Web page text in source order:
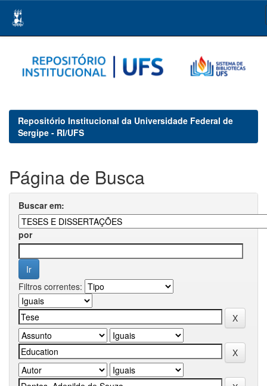
navigation
Repositório Institucional da Universidade Federal de
Sergipe - RI/UFS
Página de Busca
Buscar em:
por
Filtros correntes: